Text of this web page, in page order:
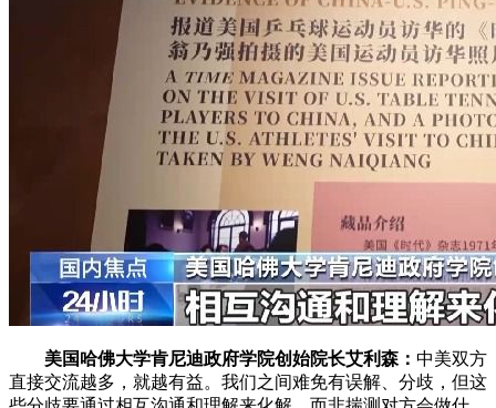
美国哈佛大学肯尼迪政府学院创始院长艾利森： 中美双方
直接交流越多，就越有益。我们之间难免有误解、分歧，但这